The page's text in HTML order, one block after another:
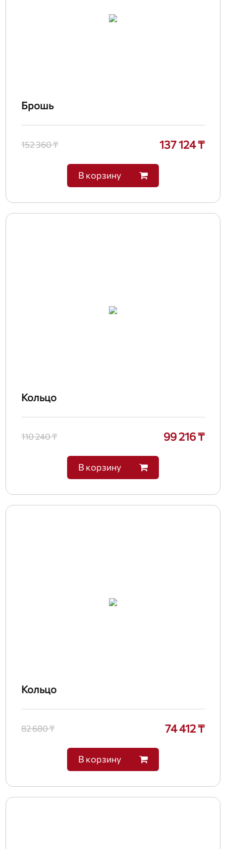
Брошь
152 360 ₸ 137 124 ₸
В корзину
Кольцо
110 240 ₸ 99 216 ₸
В корзину
Кольцо
82 680 ₸ 74 412 ₸
В корзину